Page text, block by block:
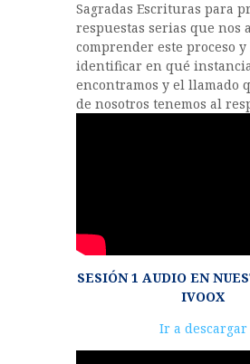
Sagradas Escrituras para
respuestas serias que nos
comprender este proceso
identificar en qué
encontramos y el llamado
de nosotros tenemos al
SESIÓN 1 AUDIO EN
IVOOX
de
Ir a descargar